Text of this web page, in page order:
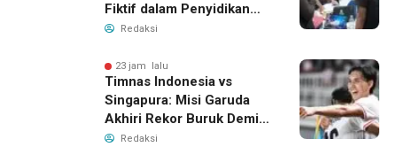
Fiktif dalam Penyidikan
Dana BOP PKBM
Redaksi
23 jam lalu
Timnas Indonesia vs
Singapura: Misi Garuda
Akhiri Rekor Buruk Demi
Tiket Semifinal Piala AFF
Redaksi